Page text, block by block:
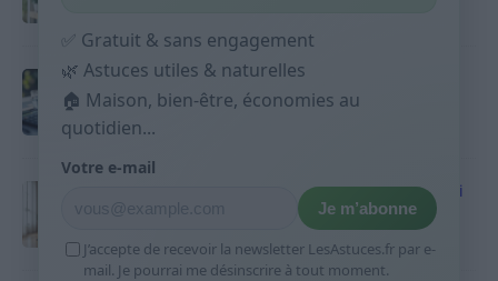
Budget mensuel : méthode rapide pour
répartir son salaire dès le jour de paie
9 avril 2026
Sport 10 minutes par jour est-ce utile et quoi
9 avril 2026
✅ Gratuit & sans engagement
🌿 Astuces utiles & naturelles
🏠 Maison, bien-être, économies au
quotidien...
Votre e-mail
Je m’abonne
J’accepte de recevoir la newsletter LesAstuces.fr par e-
mail. Je pourrai me désinscrire à tout moment.